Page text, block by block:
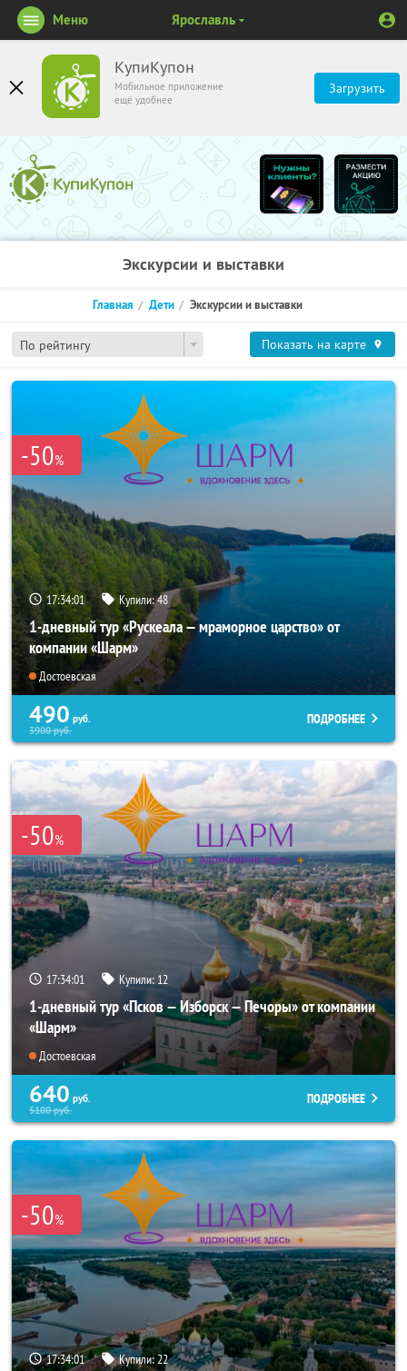
КупиКупон
Мобильное приложение
ещё удобнее
Загрузить
Меню Ярославль
Экскурсии и выставки
По рейтингу
Главная Дети Экскурсии и выставки
Показать на карте
-50%
17:34:00 Купили:48
1-дневный тур «Рускеала — мраморное царство» от
компании «Шарм»
Достоевская
490 руб.
3900руб.
ПОДРОБНЕЕ
-50%
17:34:00 Купили: 12
1-дневный тур «Псков — Изборск — Печоры» от компании
«Шарм»
Достоевская
640 руб.
5100руб.
ПОДРОБНЕЕ
-50%
17:34:00 Купили: 22